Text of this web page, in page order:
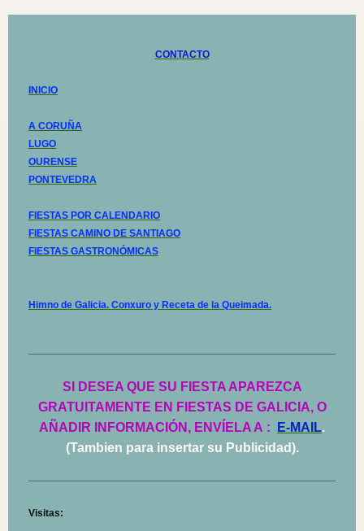
CONTACTO
INICIO
A CORUÑA
LUGO
OURENSE
PONTEVEDRA
FIESTAS POR CALENDARIO
FIESTAS CAMINO DE SANTIAGO
FIESTAS GASTRONÓMICAS
Himno de Galicia. Conxuro y Receta de la Queimada.
SI DESEA QUE SU FIESTA APAREZCA
GRATUITAMENTE EN FIESTAS DE GALICIA, O
AÑADIR INFORMACIÓN, ENVÍELA A : E-MAIL.
(Tambien para insertar su Publicidad).
Visitas: